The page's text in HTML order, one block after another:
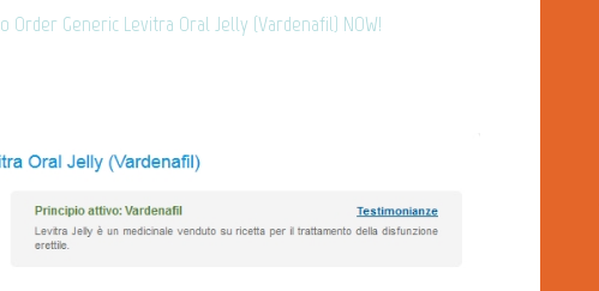
Order Generic Levitra Oral Jelly (Vardenafil) NOW!